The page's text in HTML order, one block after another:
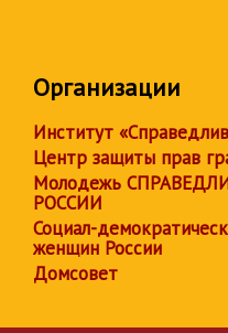
Организации
Институт
Центр защиты прав
Молодежь
РОССИИ
Социал-
женщин России
Домсовет